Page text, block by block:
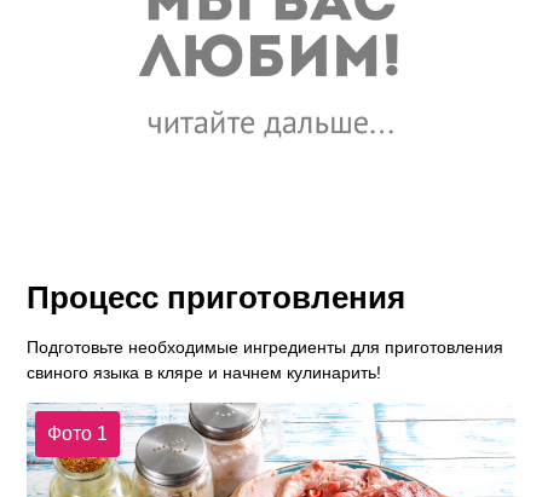
Процесс приготовления
Подготовьте необходимые ингредиенты для приготовления
свиного языка в кляре и начнем кулинарить!
Фото 1